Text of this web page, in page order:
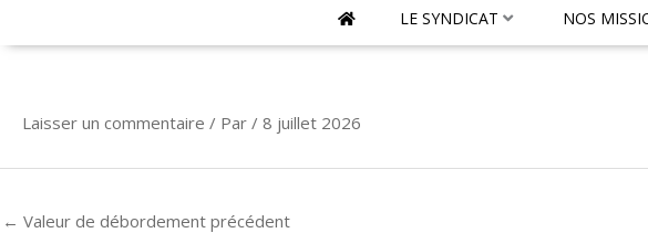
LE SYNDICAT NOS
Laisser un commentaire / Par / 8 juillet 2026
← Valeur de débordement précédent